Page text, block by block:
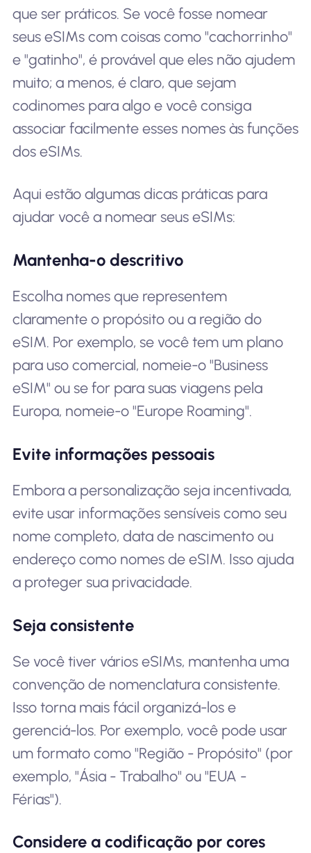
que ser práticos. Se você fosse nomear
seus eSIMs com coisas como "cachorrinho"
e "gatinho", é provável que eles não ajudem
muito; a menos, é claro, que sejam
codinomes para algo e você consiga
associar facilmente esses nomes às funções
dos eSIMs.
Aqui estão algumas dicas práticas para
ajudar você a nomear seus eSIMs:
Mantenha-o descritivo
Escolha nomes que representem
claramente o propósito ou a região do
eSIM. Por exemplo, se você tem um plano
para uso comercial, nomeie-o "Business
eSIM" ou se for para suas viagens pela
Europa, nomeie-o "Europe Roaming".
Evite informações pessoais
Embora a personalização seja incentivada,
evite usar informações sensíveis como seu
nome completo, data de nascimento ou
endereço como nomes de eSIM. Isso ajuda
a proteger sua privacidade.
Seja consistente
Se você tiver vários eSIMs, mantenha uma
convenção de nomenclatura consistente.
Isso torna mais fácil organizá-los e
gerenciá-los. Por exemplo, você pode usar
um formato como "Região - Propósito" (por
exemplo, "Ásia - Trabalho" ou "EUA -
Férias").
Considere a codificação por cores